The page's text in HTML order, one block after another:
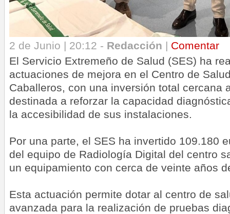
2 de Junio | 20:12 - Redacción | Comentar
El Servicio Extremeño de Salud (SES) ha
actuaciones de mejora en el Centro de
Caballeros, con una inversión total cercana
destinada a reforzar la capacidad
la accesibilidad de sus instalaciones.
Por una parte, el SES ha invertido 109.180
del equipo de Radiología Digital del centro
un equipamiento con cerca de veinte años
Esta actuación permite dotar al centro de
avanzada para la realización de pruebas